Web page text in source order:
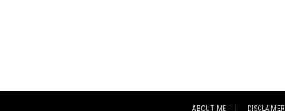
ABOUT ME DISCLAIMER